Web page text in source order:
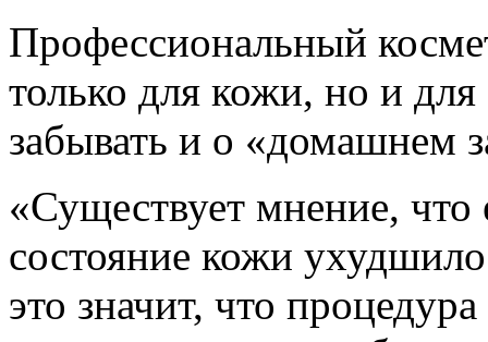
Профессиональный
только для кожи, но и
забывать и о «домашнем
«Существует мнение,
состояние кожи
это значит, что